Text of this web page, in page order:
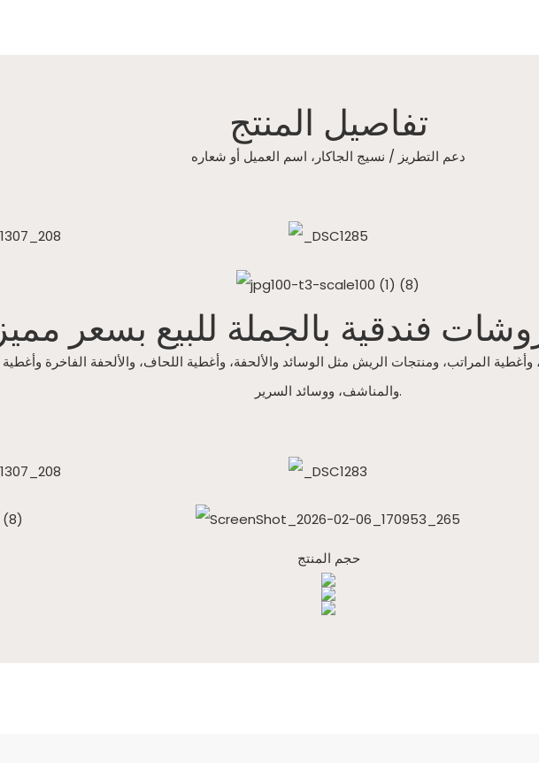
تفاصيل المنتج
دعم التطريز / نسيج الجاكار، اسم العميل أو شعاره
فندقية بالجملة للبيع بسعر مميز
والمناشف، ووسائد السرير.
حجم المنتج